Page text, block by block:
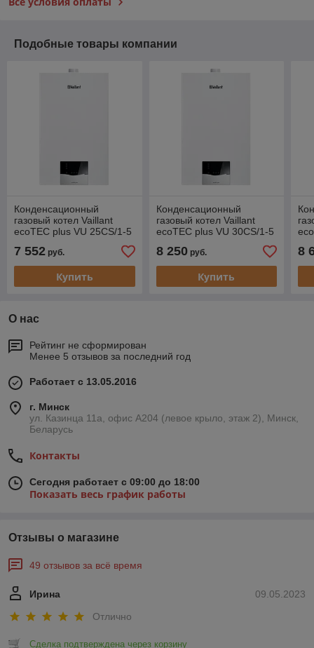
Подобные товары компании
Конденсационный
газовый котел Vaillant
ecoTEC plus VU 25CS/1-5
турбированный [25 кВт]
7 552 руб.
Купить
Конденсационный
газовый котел Vaillant
ecoTEC plus VU 30CS/1-5
турбированный [30 кВт]
8 250руб.
Купить
8
О нас
Рейтинг не сформирован
Менее 5 отзывов за последний год
Работает с 13.05.2016
г. Минск
ул. Казинца 11а, офис А204 (левое крыло, этаж 2), Минск,
Беларусь
Контакты
Сегодня работает с 09:00 до 18:00
Показать весь график работы
Отзывы о магазине
49 отзывов за всё время
09.05.2023
Ирина
Отлично
Сделка подтверждена через корзину